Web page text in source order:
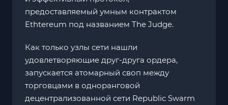
предоставляемый умным контрактом
Ethtereum под названием The Judge.
Как только узлы сети нашли
удовлетворяющие друг-друга ордера,
запускается атомарный своп между
торговцами в одноранговой
децентрализованной сети Republic Swarm